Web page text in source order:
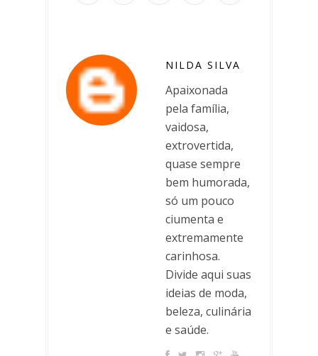
NILDA SILVA
Apaixonada
pela família,
vaidosa,
extrovertida,
quase sempre
bem humorada,
só um pouco
ciumenta e
extremamente
carinhosa.
Divide aqui suas
ideias de moda,
beleza, culinária
e saúde.